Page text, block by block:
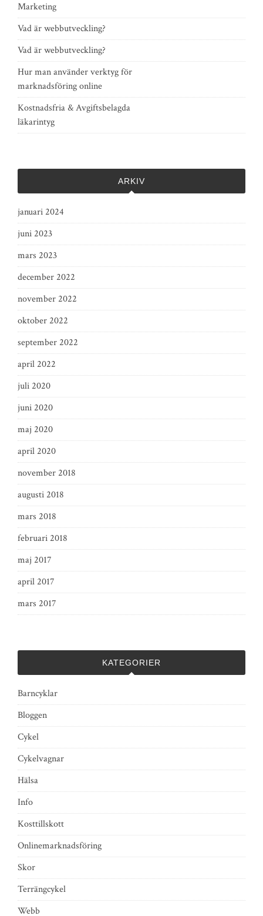
Marketing
Vad är webbutveckling?
Vad är webbutveckling?
Hur man använder verktyg för
marknadsföring online
Kostnadsfria & Avgiftsbelagda
läkarintyg
ARKIV
januari 2024
juni 2023
mars 2023
december 2022
november 2022
oktober 2022
september 2022
april 2022
juli 2020
juni 2020
maj 2020
april 2020
november 2018
augusti 2018
mars 2018
februari 2018
maj 2017
april 2017
mars 2017
KATEGORIER
Barncyklar
Bloggen
Cykel
Cykelvagnar
Hälsa
Info
Kosttillskott
Onlinemarknadsföring
Skor
Terrängcykel
Webb